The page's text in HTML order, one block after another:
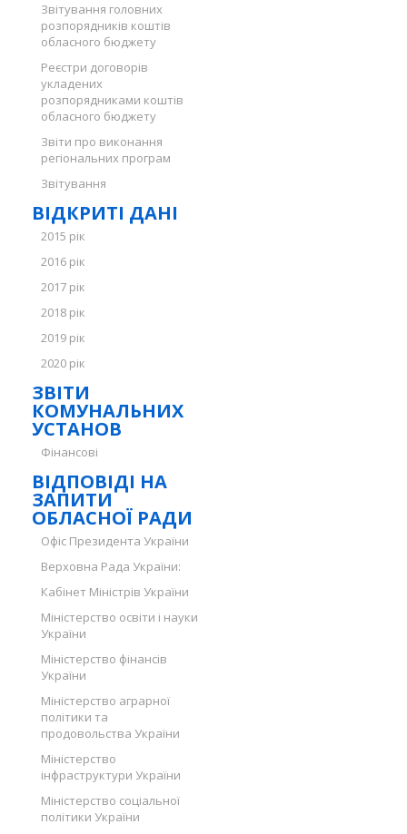
Звітування головних
розпорядників коштів
обласного бюджету
Реєстри договорів
укладених
розпорядниками коштів
обласного бюджету
Звіти про виконання
регіональних програм
Звітування
ВІДКРИТІ ДАНІ
2015 рік
2016 рік
2017 рік
2018 рік
2019 рік
2020 рік
ЗВІТИ
КОМУНАЛЬНИХ
УСТАНОВ
Фінансові
ВІДПОВІДІ НА
ЗАПИТИ
ОБЛАСНОЇ РАДИ
Офіс Президента України
Верховна Рада України:
Кабінет Міністрів України
Міністерство освіти і науки
України
Міністерство фінансів
України
Міністерство аграрної
політики та
продовольства України
Міністерство
інфраструктури України
Міністерство соціальної
політики України